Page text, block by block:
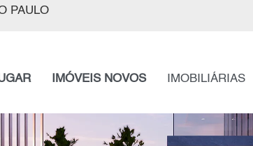
PAULO
IMÓVEIS NOVOS IMOBILIÁRIAS